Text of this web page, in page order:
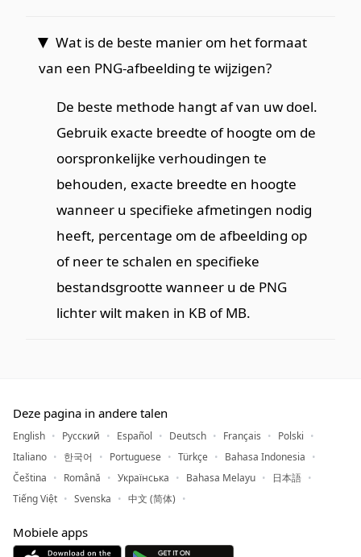
Wat is de beste manier om het formaat
van een PNG-afbeelding te wijzigen?
De beste methode hangt af van uw doel.
Gebruik exacte breedte of hoogte om de
oorspronkelijke verhoudingen te
behouden, exacte breedte en hoogte
wanneer u specifieke afmetingen nodig
heeft, percentage om de afbeelding op
of neer te schalen en specifieke
bestandsgrootte wanneer u de PNG
lichter wilt maken in KB of MB.
Deze pagina in andere talen
English Русский Español Deutsch Français
Polski
Italiano
한국어 Portuguese Türkçe
Bahasa Indonesia
Čeština
Română Українська Bahasa Melayu
日本語
Tiếng Việt
Svenska 中文 (简体)
Mobiele apps